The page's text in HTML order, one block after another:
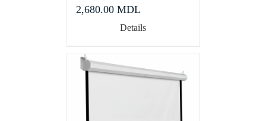
2,680.00 MDL
Details